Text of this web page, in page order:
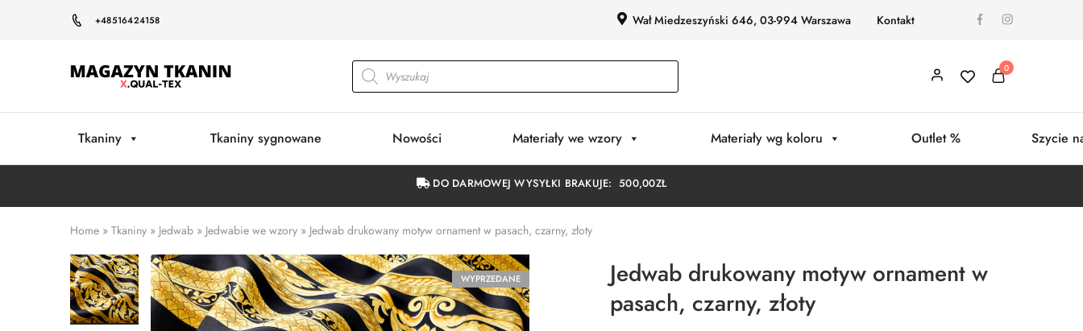
+48516424158 Wał Miedzeszyński 646, 03-994 Warszawa Kontakt
Magazyn
0
Tkaniny Tkaniny sygnowane Nowości Materiały we wzory Materiały wg koloru Outlet % Szycie
DO DARMOWEJ WYSYŁKI BRAKUJE:500,00ZŁ
Home » Tkaniny » Jedwab » Jedwabie we wzory » Jedwab drukowany motyw ornament w pasach, czarny, złoty
WYPRZEDANE
Jedwab drukowany motyw ornament w
pasach, czarny, złoty